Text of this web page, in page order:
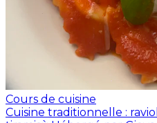
Cours de cuisine
Cuisine traditionnelle :